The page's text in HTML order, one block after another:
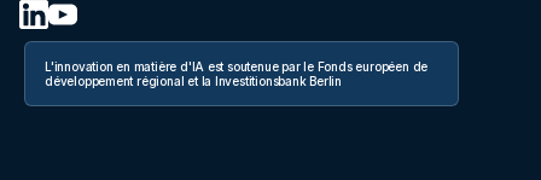
L'innovation en matière d'IA est soutenue par le Fonds européen de
développement régional et la Investitionsbank Berlin